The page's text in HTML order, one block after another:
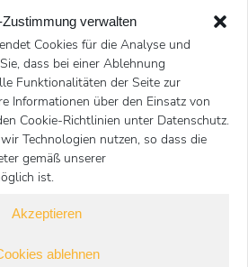
verwalten
Cookies für die Analyse und
dass bei einer Ablehnung
Funktionalitäten der Seite zur
Informationen über den Einsatz von
Cookie-Richtlinien unter Datenschutz.
Technologien nutzen, so dass die
gemäß unserer
ist.
Akzeptieren
ablehnen
Haustierwelt
welt.de
Pet online